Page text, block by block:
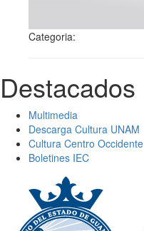
Categoria:
Destacados
Multimedia
Descarga Cultura UNAM
Cultura Centro Occidente
Boletines IEC